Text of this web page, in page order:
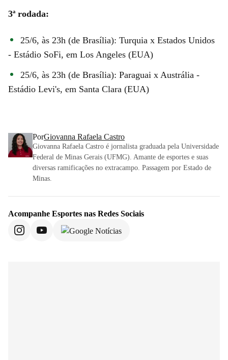
3ª rodada:
25/6, às 23h (de Brasília): Turquia x Estados Unidos
- Estádio SoFi, em Los Angeles (EUA)
25/6, às 23h (de Brasília): Paraguai x Austrália -
Estádio Levi's, em Santa Clara (EUA)
PorGiovanna Rafaela Castro
Giovanna Rafaela Castro é jornalista graduada pela Universidade
Federal de Minas Gerais (UFMG). Amante de esportes e suas
diversas ramificações no extracampo. Passagem por Estado de
Minas.
Acompanhe Esportes nas Redes Sociais